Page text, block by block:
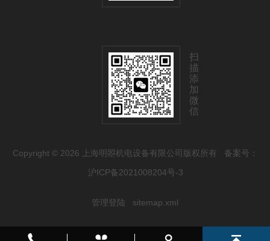
扫
描
添
加
微
信
Copyright © 2026 上海明曌机电设备有限公司版权所有 备案号：
沪ICP备2021008204号-3
管理登陆 sitemap.xml